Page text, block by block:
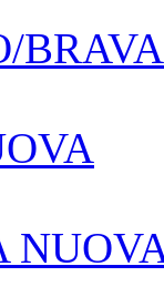
BRAVA